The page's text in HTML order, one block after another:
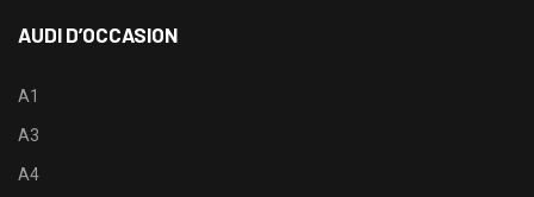
AUDI D’OCCASION
A1
A3
A4